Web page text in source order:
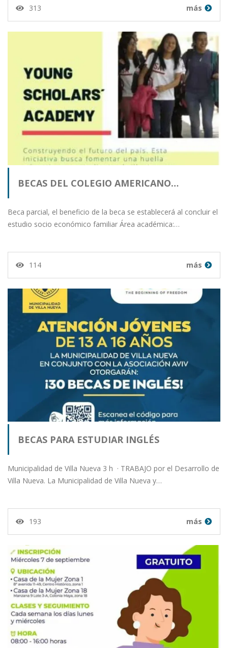
313 más
BECAS DEL COLEGIO AMERICANO…
Beca parcial, el beneficio de la beca se establecerá al concluir el
estudio socio económico familiar Área académica:…
114 más
BECAS PARA ESTUDIAR INGLÉS
Municipalidad de Villa Nueva 3 h · TRABAJO por el Desarrollo de
Villa Nueva. La Municipalidad de Villa Nueva y…
193 más